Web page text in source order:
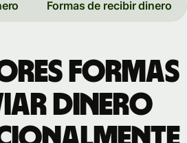
Formas de recibir dinero
formas
dinero